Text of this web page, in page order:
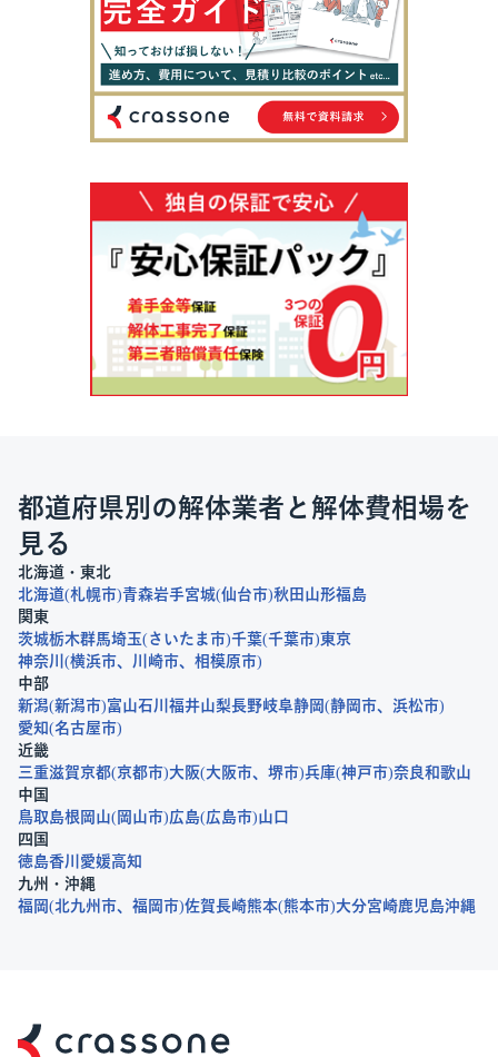
都道府県別の解体業者と解体費相場を
見る
北海道・東北
北海道 札幌市 青森岩手宮城 仙台市 秋田 山形福島
関東
茨城栃木群馬埼玉 さいたま市 千葉 千葉市 東京
神奈川
横浜市 川崎市
相模原市
中部
新潟 新潟市 富山石川 福井山梨長野岐阜静岡 静岡市
浜松市
愛知 名古屋市
近畿
三重滋賀京都 京都市 大阪 大阪市 堺市 兵庫 神戸市 奈良和歌山
中国
鳥取 島根 岡山 岡山市 広島 広島市 山口
四国
徳島香川 愛媛高知
九州・沖縄
福岡 北九州市 福岡市 佐賀長崎熊本 熊本市 大分宮崎鹿児島沖縄